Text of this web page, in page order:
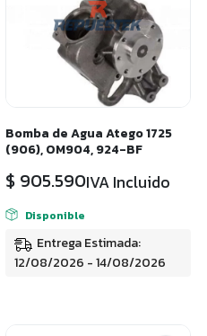
Bomba de Agua Atego 1725
(906), OM904, 924-BF
$ 905.590IVA Incluido
Disponible
Entrega Estimada:
12/08/2026 - 14/08/2026